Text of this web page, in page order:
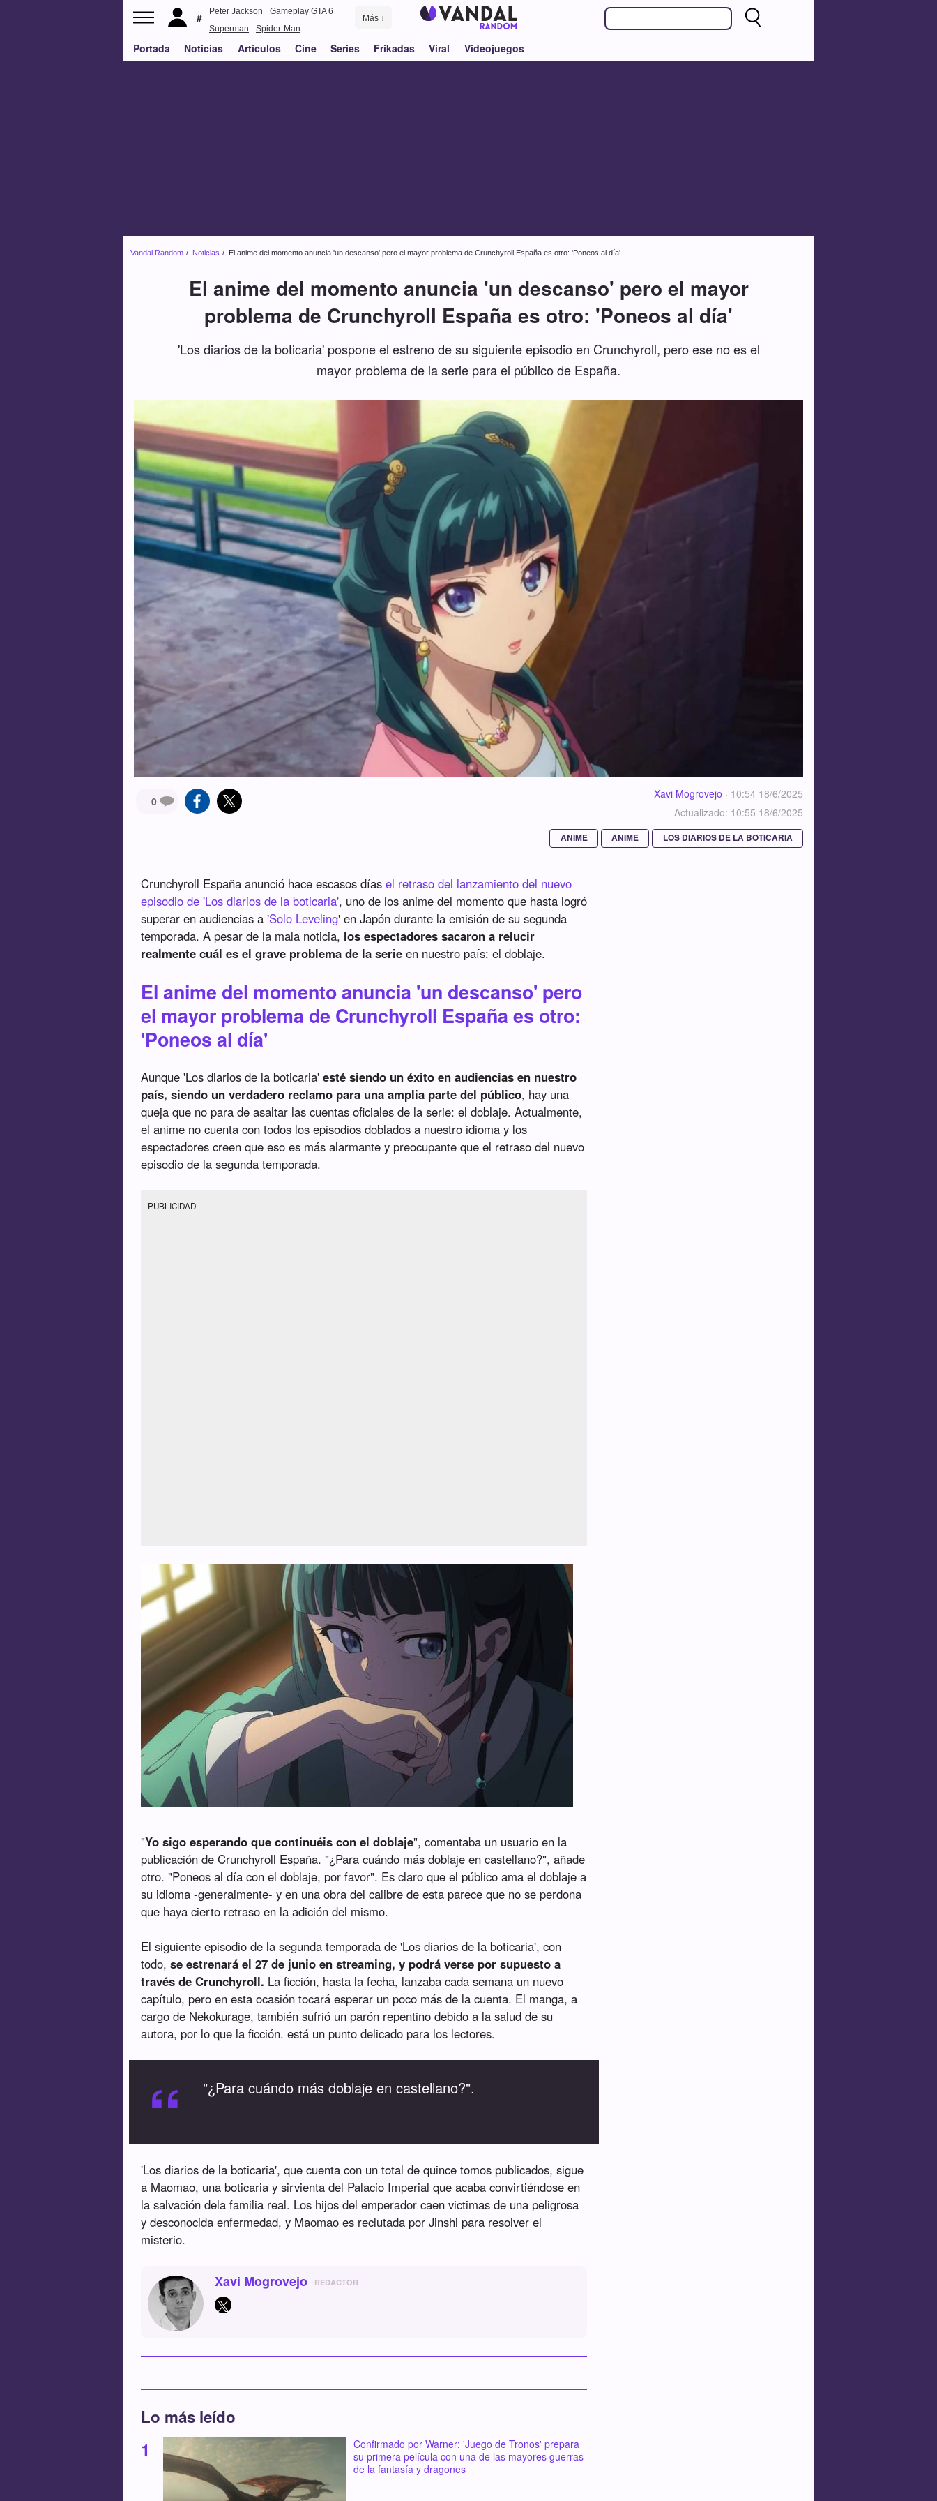
Peter Jackson
Gameplay GTA 6
Superman
Spider-Man
Más ↓
Portada Noticias Artículos Cine Series Frikadas Viral Videojuegos
Vandal Random Noticias El anime del momento anuncia 'un descanso' pero el mayor problema de Crunchyroll España es otro: 'Poneos al día'
El anime del momento anuncia 'un descanso' pero el mayor
problema de Crunchyroll España es otro: 'Poneos al día'
'Los diarios de la boticaria' pospone el estreno de su siguiente episodio en Crunchyroll, pero ese no es el
mayor problema de la serie para el público de España.
0
Xavi Mogrovejo · 10:54 18/6/2025
Actualizado: 10:55 18/6/2025
ANIME ANIME LOS DIARIOS DE LA BOTICARIA
Crunchyroll España anunció hace escasos díasel retraso del lanzamiento del nuevo
episodio de 'Los diarios de la boticaria', uno de los anime del momento que hasta logró
superar en audiencias a 'Solo Leveling' en Japón durante la emisión de su segunda
temporada. A pesar de la mala noticia, los espectadores sacaron a relucir
realmente cuál es el grave problema de la serie en nuestro país: el doblaje.
El anime del momento anuncia 'un descanso' pero
el mayor problema de Crunchyroll España es otro:
'Poneos al día'
Aunque 'Los diarios de la boticaria'esté siendo un éxito en audiencias en nuestro
país, siendo un verdadero reclamo para una amplia parte del público, hay una
queja que no para de asaltar las cuentas oficiales de la serie: el doblaje. Actualmente,
el anime no cuenta con todos los episodios doblados a nuestro idioma y los
espectadores creen que eso es más alarmante y preocupante que el retraso del nuevo
episodio de la segunda temporada.
PUBLICIDAD
"Yo sigo esperando que continuéis con el doblaje", comentaba un usuario en la
publicación de Crunchyroll España. "¿Para cuándo más doblaje en castellano?", añade
otro. "Poneos al día con el doblaje, por favor". Es claro que el público ama el doblaje a
su idioma -generalmente- y en una obra del calibre de esta parece que no se perdona
que haya cierto retraso en la adición del mismo.
El siguiente episodio de la segunda temporada de 'Los diarios de la boticaria', con
todo,se estrenará el 27 de junio en streaming, y podrá verse por supuesto a
través de Crunchyroll. La ficción, hasta la fecha, lanzaba cada semana un nuevo
capítulo, pero en esta ocasión tocará esperar un poco más de la cuenta. El manga, a
cargo de Nekokurage, también sufrió un parón repentino debido a la salud de su
autora, por lo que la ficción. está un punto delicado para los lectores.
“ "¿Para cuándo más doblaje en castellano?".
'Los diarios de la boticaria', que cuenta con un total de quince tomos publicados, sigue
a Maomao, una boticaria y sirvienta del Palacio Imperial que acaba convirtiéndose en
la salvación dela familia real. Los hijos del emperador caen victimas de una peligrosa
y desconocida enfermedad, y Maomao es reclutada por Jinshi para resolver el
misterio.
Xavi Mogrovejo REDACTOR
Lo más leído
Confirmado por Warner: 'Juego de Tronos' prepara
su primera película con una de las mayores guerras
de la fantasía y dragones